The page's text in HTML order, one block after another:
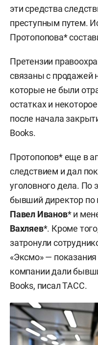
эти средства
преступным путем.
Протопопова*
Претензии
связаны с продажей
которые не были
остатках и
после начала
Books.
Протопопов* еще в
следствием и дал
уголовного дела. По
бывший директор по
Павел Иванов* и
Вахляев*. Кроме
затронули
«Эксмо» —
компании дали
Books, писал ТАСС.